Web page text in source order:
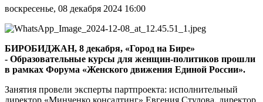
Биробиджане
воскресенье, 08 декабря 2024 16:00
БИРОБИДЖАН, 8 декабря, «Город на Бире»
- Образовательные курсы для женщин-политиков прошли
в рамках Форума «Женского движения Единой России».
Занятия провели эксперты партпроекта: исполнительный